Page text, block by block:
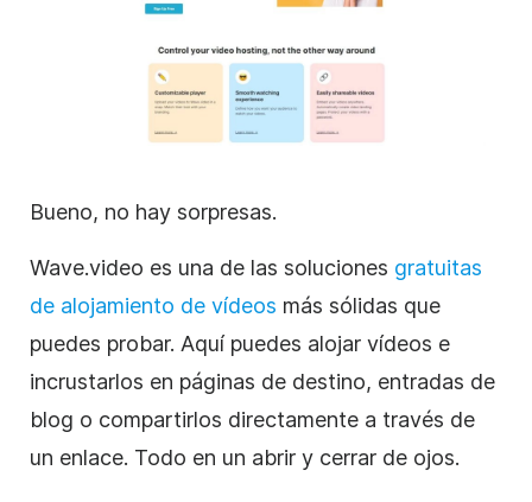
Bueno, no hay sorpresas.
Wave.video es una de las soluciones gratuitas
de alojamiento de vídeos más sólidas que
puedes probar. Aquí puedes alojar vídeos e
incrustarlos en páginas de destino, entradas de
blog o compartirlos directamente a través de
un enlace. Todo en un abrir y cerrar de ojos.